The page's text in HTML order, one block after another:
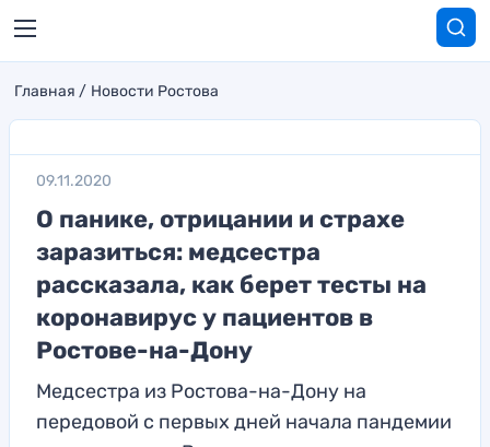
Главная Новости Ростова
09.11.2020
О панике, отрицании и страхе
заразиться: медсестра
рассказала, как берет тесты на
коронавирус у пациентов в
Ростове-на-Дону
Медсестра из Ростова-на-Дону на
передовой с первых дней начала пандемии